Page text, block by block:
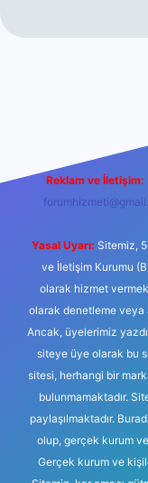
Reklam ve İletişim:
Yasal Uyarı: Sitemiz,
ve İletişim Kurumu
olarak hizmet
olarak denetleme veya
Ancak, üyelerimiz
siteye üye olarak bu
sitesi, herhangi bir
bulunmamaktadır.
paylaşılmaktadır.
olup, gerçek kurum
Gerçek kurum ve